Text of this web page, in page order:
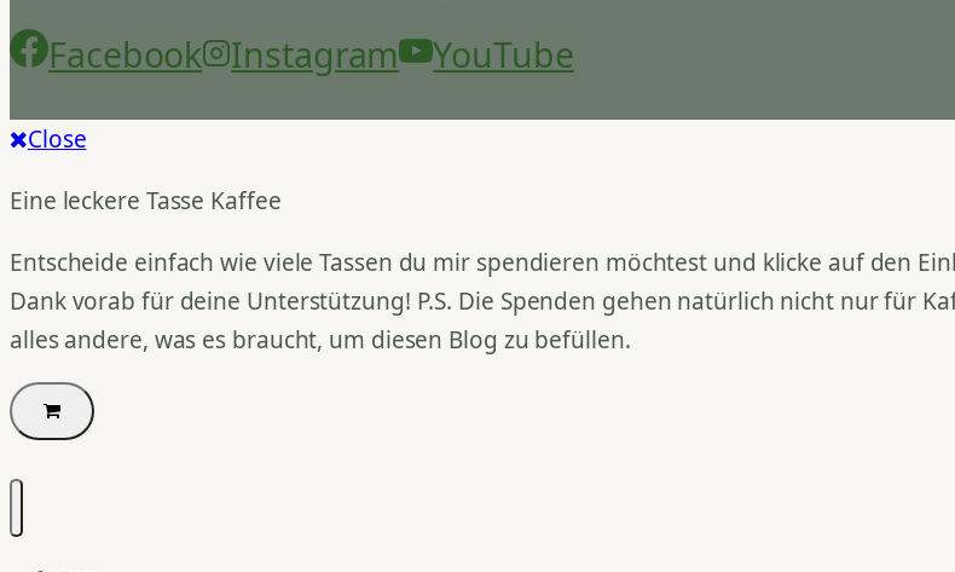
Facebook Instagram YouTube
Close
Eine leckere Tasse Kaffee
Entscheide einfach wie viele Tassen du mir spendieren möchtest und klicke auf den
Dank vorab für deine Unterstützung! P.S. Die Spenden gehen natürlich nicht nur für
alles andere, was es braucht, um diesen Blog zu befüllen.